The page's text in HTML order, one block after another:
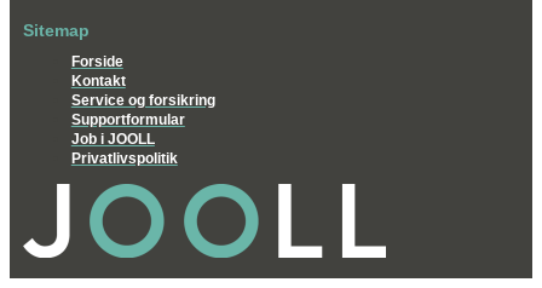
Sitemap
Forside
Kontakt
Service og forsikring
Supportformular
Job i JOOLL
Privatlivspolitik